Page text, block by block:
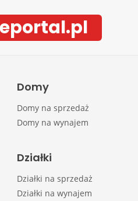
Domy
Domy na sprzedaż
Domy na wynajem
Działki
Działki na sprzedaż
Działki na wynajem